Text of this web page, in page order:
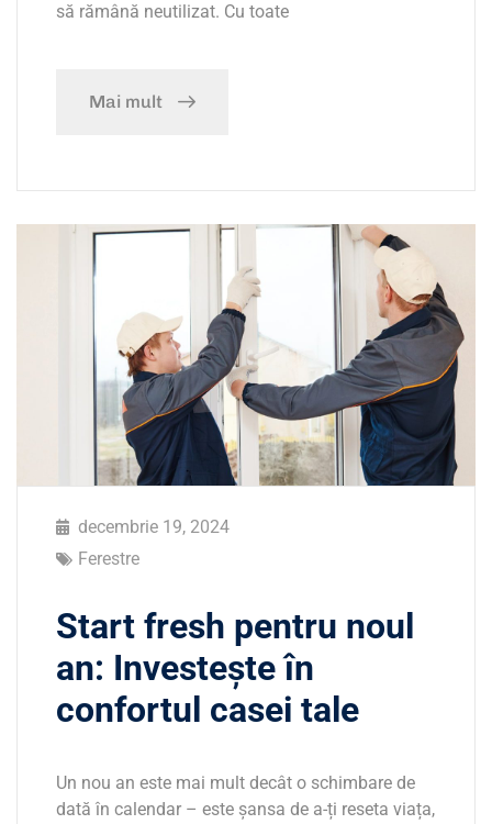
să rămână neutilizat. Cu toate
Mai mult
decembrie 19, 2024
Ferestre
Start fresh pentru noul
an: Investește în
confortul casei tale
Un nou an este mai mult decât o schimbare de
dată în calendar – este șansa de a-ți reseta viața,